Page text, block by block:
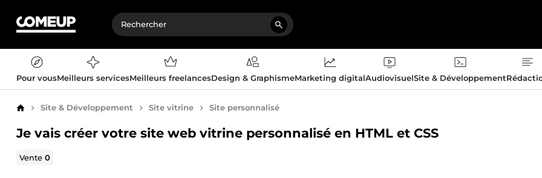
Pour vousMeilleurs servicesMeilleurs freelancesDesign & GraphismeMarketing digitalAudiovisuelSite & Développement
AccueilSite & Développement Site vitrine Site personnalisé
Je vais créer votre site web vitrine personnalisé en HTML et CSS
Vente0